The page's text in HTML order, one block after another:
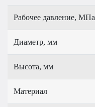
Рабочее давление, МПа
Диаметр, мм
Высота, мм
Материал